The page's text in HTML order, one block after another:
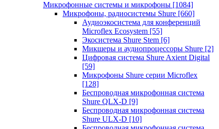
Микрофонные системы и микрофоны [1084]
Микрофоны, радиосистемы Shure [660]
Аудиоэкосистема для конференций
Microflex Ecosystem [55]
Экосистема Shure Stem [6]
Микшеры и аудиопроцессоры Shure [2]
Цифровая система Shure Axient Digital
[59]
Микрофоны Shure серии Microflex
[128]
Беспроводная микрофонная система
Shure QLX-D [9]
Беспроводная микрофонная система
Shure ULX-D [10]